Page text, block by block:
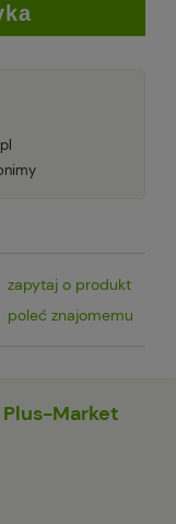
zapytaj o produkt
poleć znajomemu
Market